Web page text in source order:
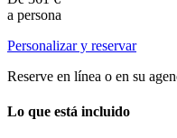
a persona
Personalizar y reservar
Reserve en línea o en su
Lo que está incluido